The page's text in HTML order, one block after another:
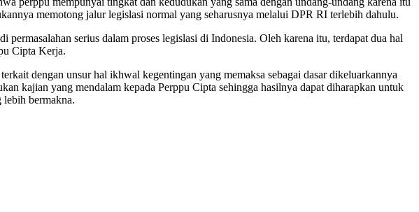
memotong jalur legislasi normal yang seharusnya melalui DPR RI terlebih dahulu.
serius dalam proses legislasi di Indonesia. Oleh karena itu, terdapat dua hal
Cipta Kerja.
dengan unsur hal ikhwal kegentingan yang memaksa sebagai dasar dikeluarkannya
kajian yang mendalam kepada Perppu Cipta sehingga hasilnya dapat diharapkan untuk
lebih bermakna.